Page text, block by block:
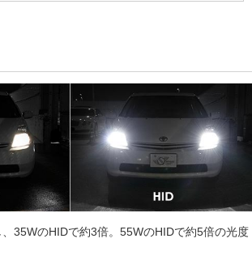
35WのHIDで約3倍。55WのHIDで約5倍の光度